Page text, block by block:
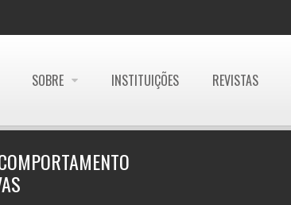
SOBRE INSTITUIÇÕES REVISTAS